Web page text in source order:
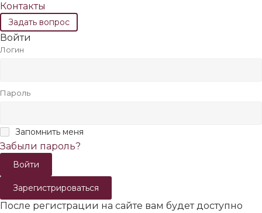
Контакты
Задать вопрос
Войти
Логин
Пароль
Запомнить меня
Забыли пароль?
Зарегистрироваться
После регистрации на сайте вам будет доступно